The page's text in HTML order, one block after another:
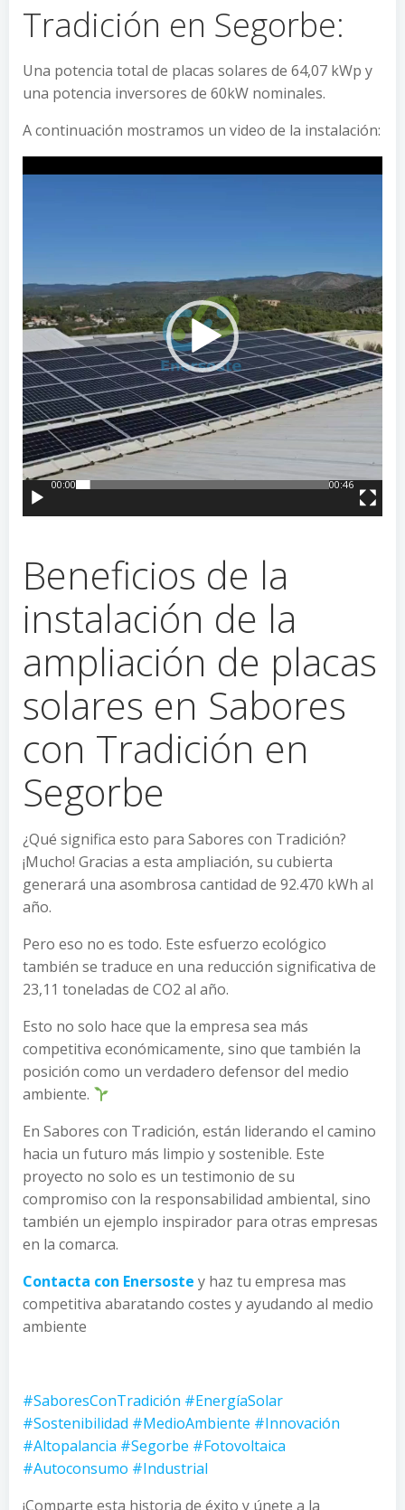
Tradición en Segorbe:
Una potencia total de placas solares de 64,07 kWp y
una potencia inversores de 60kW nominales.
A continuación mostramos un video de la instalación:
00:00 00:46
Beneficios de la
instalación de la
ampliación de placas
solares en Sabores
con Tradición en
Segorbe
¿Qué significa esto para Sabores con Tradición?
¡Mucho! Gracias a esta ampliación, su cubierta
generará una asombrosa cantidad de 92.470 kWh al
año.
Pero eso no es todo. Este esfuerzo ecológico
también se traduce en una reducción significativa de
23,11 toneladas de CO2 al año.
Esto no solo hace que la empresa sea más
competitiva económicamente, sino que también la
posición como un verdadero defensor del medio
ambiente.
En Sabores con Tradición, están liderando el camino
hacia un futuro más limpio y sostenible. Este
proyecto no solo es un testimonio de su
compromiso con la responsabilidad ambiental, sino
también un ejemplo inspirador para otras empresas
en la comarca.
Contacta con Enersoste y haz tu empresa mas
competitiva abaratando costes y ayudando al medio
ambiente
#SaboresConTradición #EnergíaSolar
#Sostenibilidad #MedioAmbiente #Innovación
#Altopalancia #Segorbe #Fotovoltaica
#Autoconsumo #Industrial
¡Comparte esta historia de éxito y únete a la